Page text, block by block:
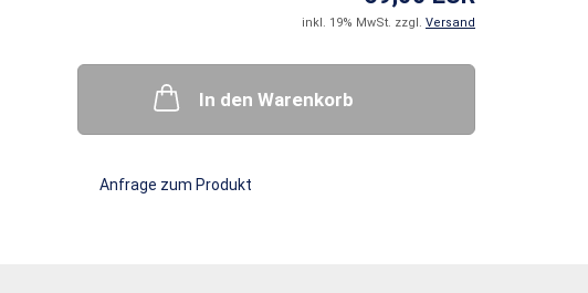
inkl. 19% MwSt. zzgl. Versand
In den Warenkorb
Anfrage zum Produkt